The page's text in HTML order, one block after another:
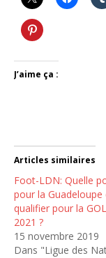
J’aime ça :
Articles similaires
Foot-LDN: Quelle
pour la Guadeloupe
qualifier pour la
2021 ?
15 novembre 2019
Dans "Ligue des